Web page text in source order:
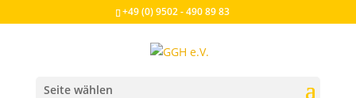
+49 (0) 9502 - 490 89 83
Seite wählen